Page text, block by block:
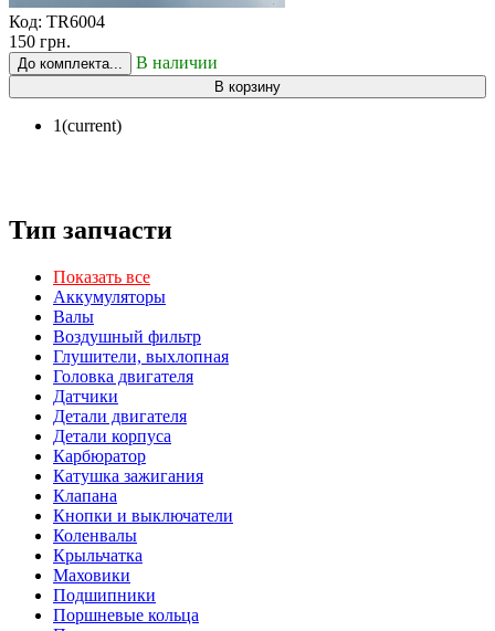
Код: TR6004
150 грн.
До комплекта... В наличии
В корзину
1(current)
Тип запчасти
Показать все
Аккумуляторы
Валы
Воздушный фильтр
Глушители, выхлопная
Головка двигателя
Датчики
Детали двигателя
Детали корпуса
Карбюратор
Катушка зажигания
Клапана
Кнопки и выключатели
Коленвалы
Крыльчатка
Маховики
Подшипники
Поршневые кольца